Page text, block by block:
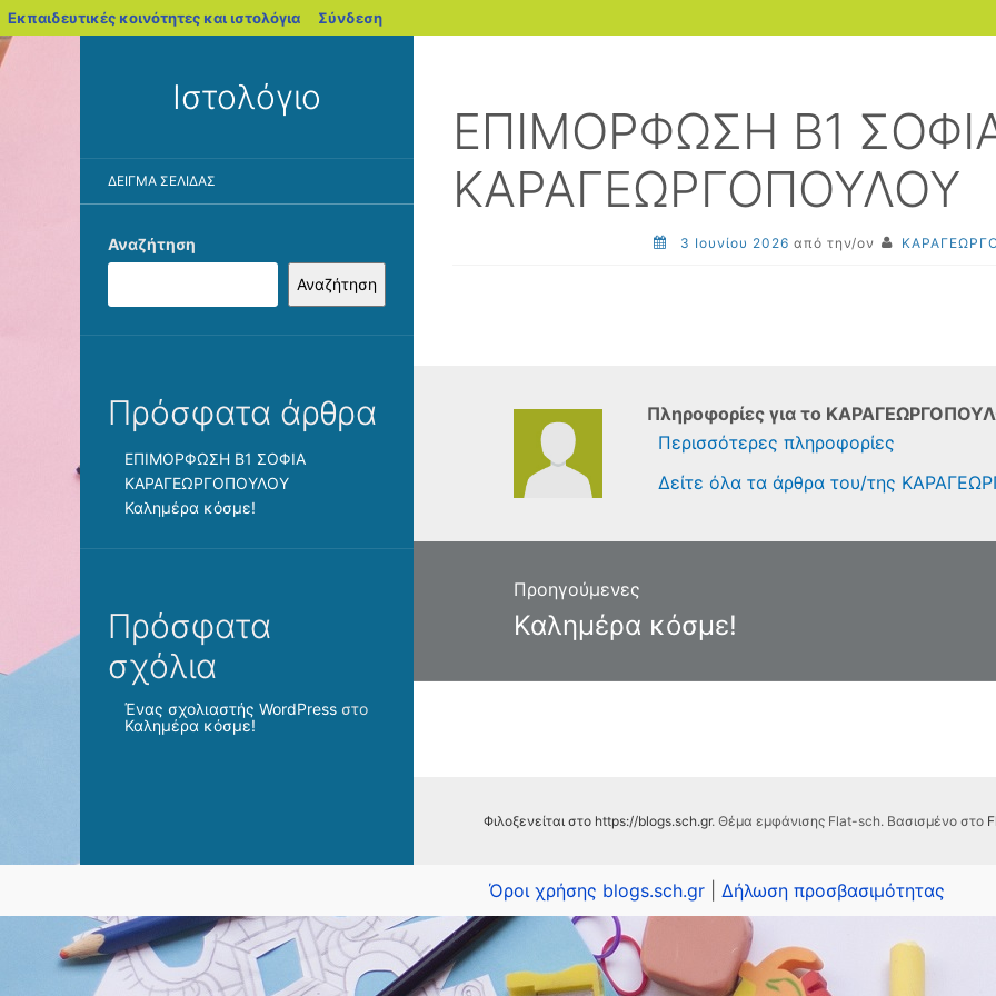
Εκπαιδευτικές κοινότητες και ιστολόγια blogs.sch.gr
Σύνδεση
Ιστολόγιο
ΔΕΊΓΜΑ ΣΕΛΊΔΑΣ
Αναζήτηση
Αναζήτηση
Πρόσφατα άρθρα
ΕΠΙΜΟΡΦΩΣΗ Β1 ΣΟΦΙΑ
ΚΑΡΑΓΕΩΡΓΟΠΟΥΛΟΥ
Καλημέρα κόσμε!
Πρόσφατα
σχόλια
Ένας σχολιαστής WordPress στο
Καλημέρα κόσμε!
ΕΠΙΜΟΡΦΩΣΗ Β1
ΚΑΡΑΓΕΩΡΓΟΠΟΥΛΟΥ
3 Ιουνίου 2026 από την/ον
Πληροφορίες για το
Περισσότερες πληροφορίες
Δείτε όλα τα άρθρα του/της
Πλοήγηση
άρθρωνΠροηγούμενες
Προηγούμενο
Καλημέρα κόσμε!
Φιλοξενείται στο https://blogs.sch.gr. Θέμα εμφάνισης Flat-sch. Βασισμένο στο
Όροι χρήσης blogs.sch.gr |Δήλωση προσβασιμότητας